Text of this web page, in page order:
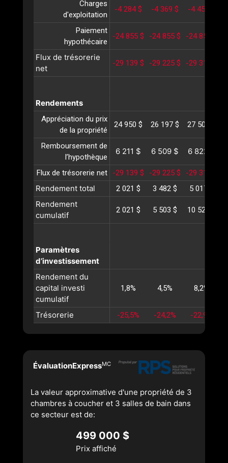
Charges
d'exploitation
-4 284 $ -4 369 $ -4 457 $
Paiement
hypothécaire
-24 855 $ -24 855 $ -24 855 $
Flux de trésorerie
net
-29 139 $ -29 225 $ -29 312 $
Rendements
Appréciation du prix
de la propriété
24 950 $ 26 197 $ 27 507 $
Remboursement de
l’hypothèque
6 211 $ 6 509 $ 6 822 $
Flux de trésorerie net -29 139 $ -29 225 $ -29 312 $
Rendement total 2 021 $ 3 482 $ 5 017 $
Rendement
cumulatif
2 021 $ 5 503 $ 10 521 $
Paramètres
d’investissement
Rendement du
capital investi
cumulatif
1,8% 4,5% 8,2%
Trésorerie -25,5% -24,2% -22,9%
ÉvaluationExpressMC
La valeur approximative d'une propriété de 3
chambres à coucher et 3 salles de bain dans
ce secteur est de:
499 000 $
Prix affiché